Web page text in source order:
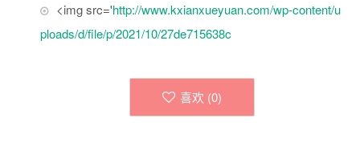
<img src='http://www.kxianxueyuan.com/wp-content/u
ploads/d/file/p/2021/10/27de715638c
喜欢 (0)